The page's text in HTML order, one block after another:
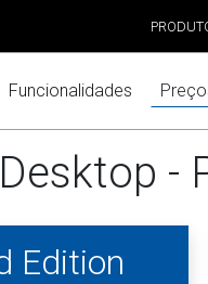
Funcionalidades
-
Edition